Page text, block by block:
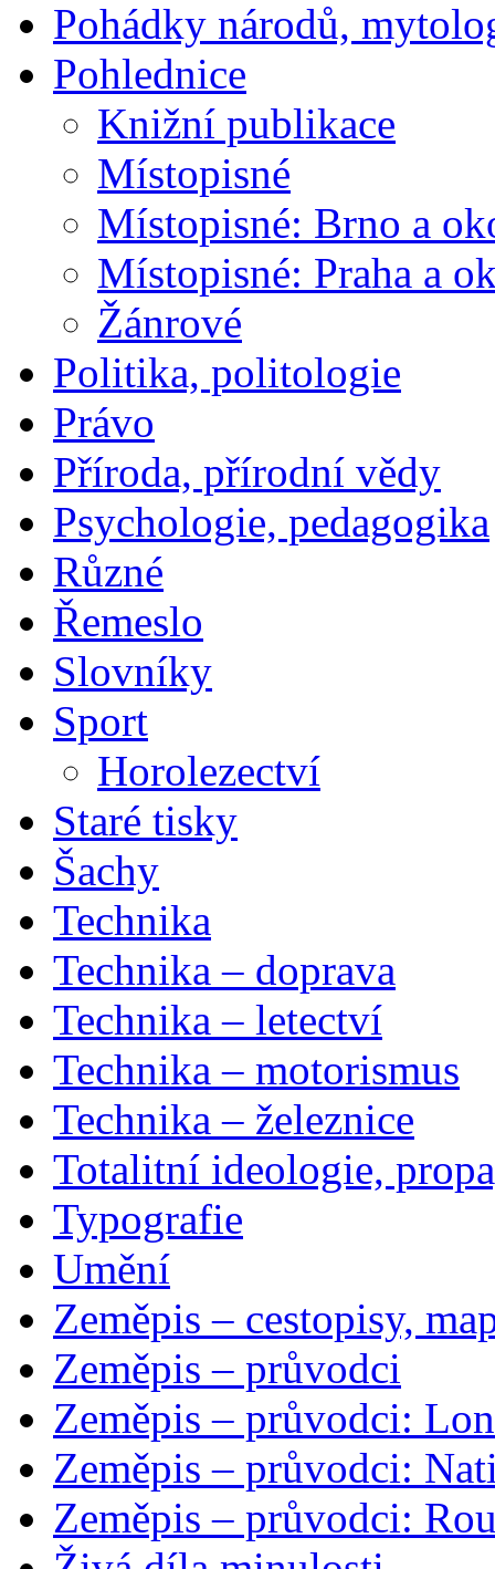
Pohádky národů,
Pohlednice
Knižní publikace
Místopisné
Místopisné: Brno a
Místopisné: Praha a
Žánrové
Politika, politologie
Právo
Příroda, přírodní vědy
Psychologie, pedagogika
Různé
Řemeslo
Slovníky
Sport
Horolezectví
Staré tisky
Šachy
Technika
Technika – doprava
Technika – letectví
Technika – motorismus
Technika – železnice
Totalitní ideologie,
Typografie
Umění
Zeměpis – cestopisy,
Zeměpis – průvodci
Zeměpis – průvodci:
Zeměpis – průvodci:
Zeměpis – průvodci: